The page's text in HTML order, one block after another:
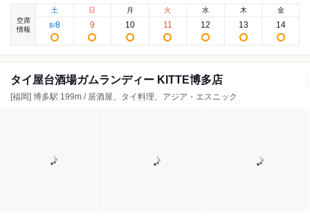
空席
情報
土
8/8
日
9
月
10
火
11
水
12
木
13
金
14
タイ屋台酒場ガムランディー KITTE博多店
[福岡] 博多駅 199m / 居酒屋、タイ料理、アジア・エスニック